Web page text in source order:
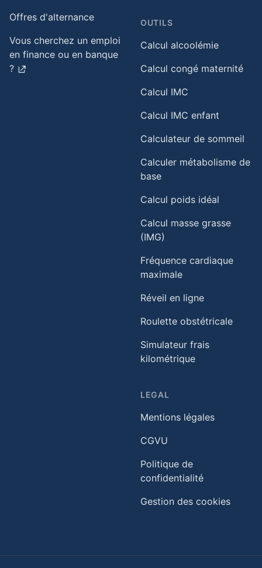
Offres d'alternance
Vous cherchez un emploi
en finance ou en banque
?
OUTILS
Calcul alcoolémie
Calcul congé maternité
Calcul IMC
Calcul IMC enfant
Calculateur de sommeil
Calculer métabolisme de
base
Calcul poids idéal
Calcul masse grasse
(IMG)
Fréquence cardiaque
maximale
Réveil en ligne
Roulette obstétricale
Simulateur frais
kilométrique
LEGAL
Mentions légales
CGVU
Politique de
confidentialité
Gestion des cookies